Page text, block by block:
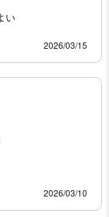
い
2026/03/15
2026/03/10